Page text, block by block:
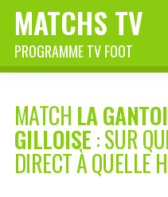
MATCHS TV
PROGRAMME TV FOOT
MATCH LA
GILLOISE: SUR
DIRECT À QUELLE